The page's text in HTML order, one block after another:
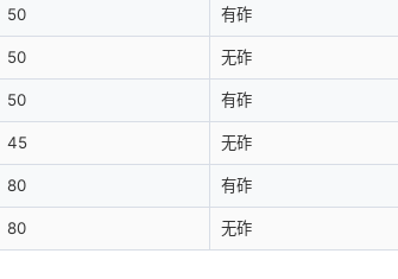
50 有砟
50 无砟
50 有砟
45 无砟
80 有砟
80 无砟